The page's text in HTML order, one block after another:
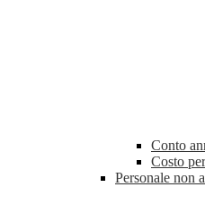
Conto
Costo
Personale non